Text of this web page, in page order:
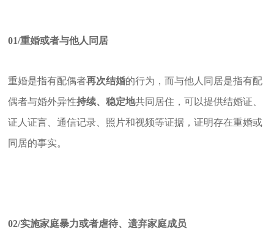
01/重婚或者与他人同居
重婚是指有配偶者再次结婚的行为，而与他人同居是指有配
偶者与婚外异性持续、稳定地共同居住，可以提供结婚证、
证人证言、通信记录、照片和视频等证据，证明存在重婚或
同居的事实。
02/实施家庭暴力或者虐待、遗弃家庭成员